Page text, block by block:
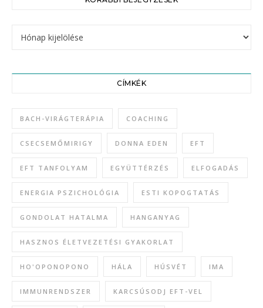
CÍMKÉK
BACH-VIRÁGTERÁPIA COACHING
CSECSEMŐMIRIGY DONNA EDEN EFT
EFT TANFOLYAM EGYÜTTÉRZÉS ELFOGADÁS
ENERGIA PSZICHOLÓGIA ESTI KOPOGTATÁS
GONDOLAT HATALMA HANGANYAG
HASZNOS ÉLETVEZETÉSI GYAKORLAT
HO'OPONOPONO HÁLA HÚSVÉT IMA
IMMUNRENDSZER KARCSÚSODJ EFT-VEL